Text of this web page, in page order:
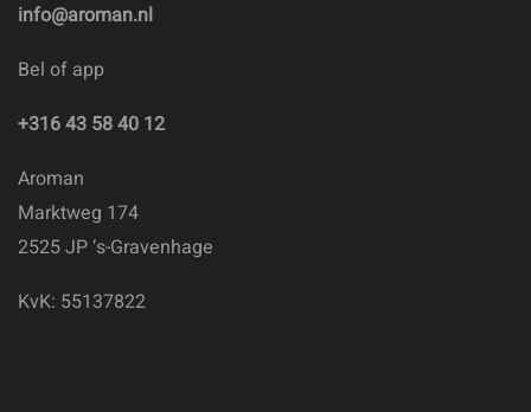
info@aroman.nl
Bel of app
+316 43 58 40 12
Aroman
Marktweg 174
2525 JP ‘s-Gravenhage
KvK: 55137822